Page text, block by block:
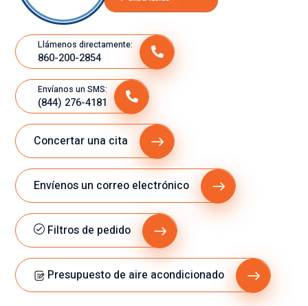
Llámenos directamente:
860-200-2854
Envíanos un SMS:
(844) 276-4181
Concertar una cita
Envíenos un correo electrónico
Filtros de pedido
Presupuesto de aire acondicionado